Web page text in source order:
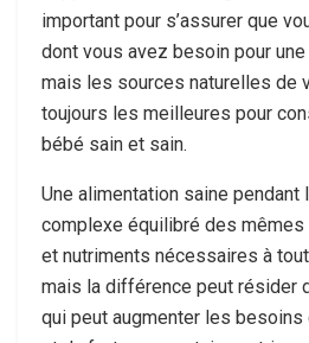
important pour s’assurer que
dont vous avez besoin pour
mais les sources naturelles de
toujours les meilleures pour
bébé sain et sain.
Une alimentation saine
complexe équilibré des mêmes
et nutriments nécessaires à
mais la différence peut résider
qui peut augmenter les